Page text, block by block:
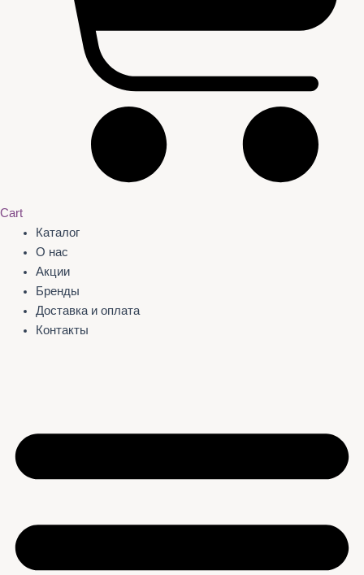
Cart
Каталог
О нас
Акции
Бренды
Доставка и оплата
Контакты